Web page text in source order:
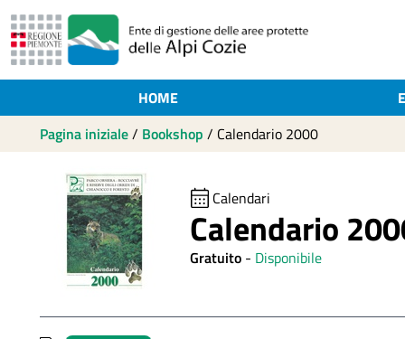
HOME
Pagina iniziale/ Bookshop / Calendario 2000
Calendari
Calendario
Gratuito - Disponibile